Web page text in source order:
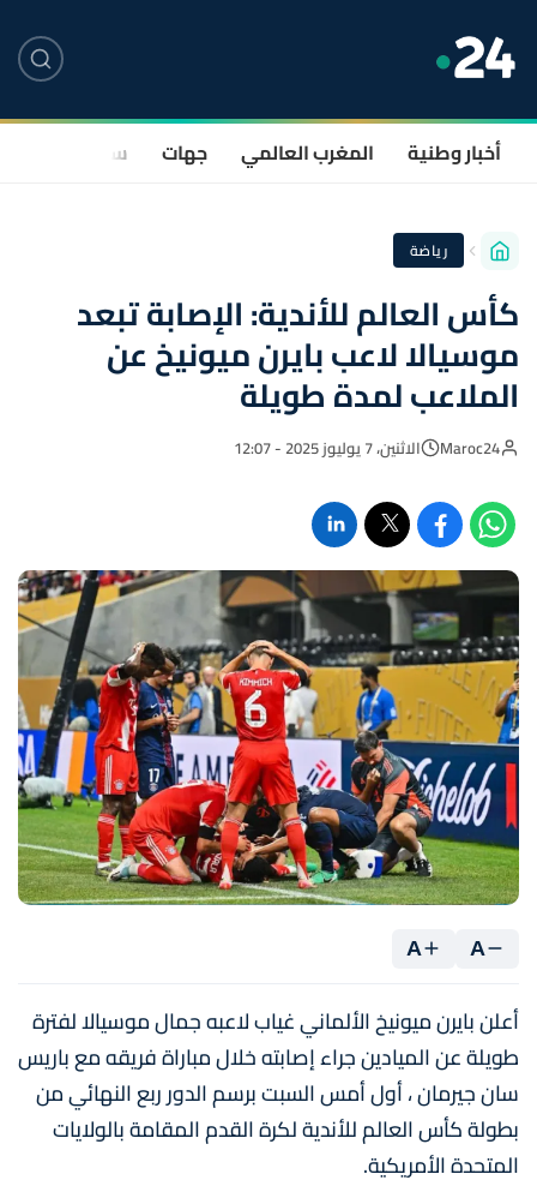
أخبار وطنية المغرب العالمي جهات سياسة
رياضة
كأس العالم للأندية: الإصابة تبعد
موسيالا لاعب بايرن ميونيخ عن
الملاعب لمدة طويلة
Maroc24 الاثنين، 7 يوليوز 2025 - 12:07
A
A
أعلن بايرن ميونيخ الألماني غياب لاعبه جمال موسيالا لفترة
طويلة عن الميادين جراء إصابته خلال مباراة فريقه مع باريس
سان جيرمان ، أول أمس السبت برسم الدور ربع النهائي من
بطولة كأس العالم للأندية لكرة القدم المقامة بالولايات
المتحدة الأمريكية.